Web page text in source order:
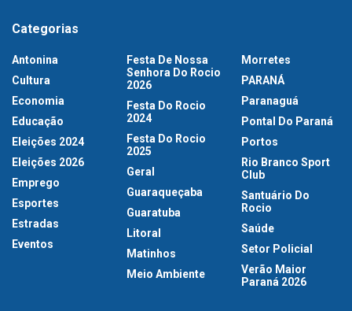
Categorias
Antonina
Cultura
Economia
Educação
Eleições 2024
Eleições 2026
Emprego
Esportes
Estradas
Eventos
Festa De Nossa
Senhora Do Rocio
2026
Festa Do Rocio
2024
Festa Do Rocio
2025
Geral
Guaraqueçaba
Guaratuba
Litoral
Matinhos
Meio Ambiente
Morretes
PARANÁ
Paranaguá
Pontal Do Paraná
Portos
Rio Branco Sport
Club
Santuário Do
Rocio
Saúde
Setor Policial
Verão Maior
Paraná 2026